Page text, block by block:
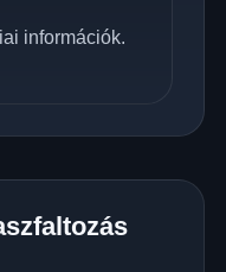
információk.